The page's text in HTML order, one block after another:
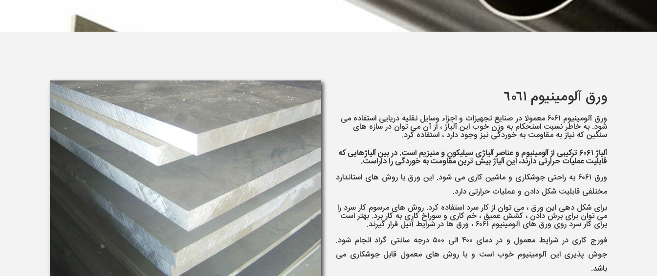
ورق آلومینیوم ٦٠٦١
ورق آلومینیوم ۶۰۶۱ معمولا در صنایع تجهیزات و اجزاء وسایل نقلیه دریایی استفاده می
شود. به خاطر نسبت استحکام به وزن خوب این آلیاژ ، از آن می توان در سازه های
سنگین که نیاز به مقاومت به خوردگی نیز وجود دارد ، استفاده کرد.
آلیاژ ۶۰۶۱ ترکیبی از آلومینیوم و عناصر آلیاژی سیلیکون و منیزیم است. در بین آلیاژهایی که
قابلیت عملیات حرارتی دارند، این آلیاژ بیش ترین مقاومت به خوردگی را داراست.
ورق ۶۰۶۱ به راحتی جوشکاری و ماشین کاری می شود. این ورق با روش های استاندارد
مختلفی قابلیت شکل دادن و عملیات حرارتی دارد.
برای شکل دهی این ورق ، می توان از کار سرد استفاده کرد. روش های مرسوم کار سرد را
می توان برای برش دادن ، کشش عمیق ، خم کاری و سوراخ کاری به کار برد. بهتر است
برای کار سرد روی ورق های آلومینیوم ۶۰۶۱ ، ورق ها در شرایط آنیل قرار گیرند.
فورج کاری در شرایط معمول و در دمای ۴۰۰ الی ۵۰۰ درجه سانتی گراد انجام شود.
جوش پذیری این آلومینیوم خوب است و با روش های معمول قابل جوشکاری می
باشد.